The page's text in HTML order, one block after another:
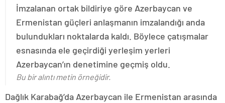
İmzalanan ortak bildiriye göre Azerbaycan ve
Ermenistan güçleri anlaşmanın imzalandığı anda
bulundukları noktalarda kaldı. Böylece çatışmalar
esnasında ele geçirdiği yerleşim yerleri
Azerbaycan’ın denetimine geçmiş oldu.
Bu bir alıntı metin örneğidir.
Dağlık Karabağ’da Azerbaycan ile Ermenistan arasında